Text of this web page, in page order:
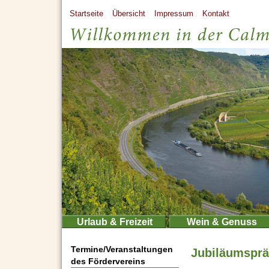
Startseite Übersicht Impressum Kontakt
Urlaub & Freizeit Wein & Genuss
Termine/Veranstaltungen
des Fördervereins